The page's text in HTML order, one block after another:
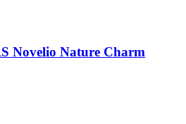
Novelio Nature Charm